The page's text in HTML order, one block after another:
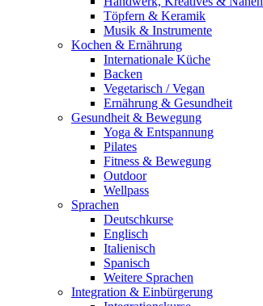
Töpfern & Keramik
Musik & Instrumente
Kochen & Ernährung
Internationale Küche
Backen
Vegetarisch / Vegan
Ernährung & Gesundheit
Gesundheit & Bewegung
Yoga & Entspannung
Pilates
Fitness & Bewegung
Outdoor
Wellpass
Sprachen
Deutschkurse
Englisch
Italienisch
Spanisch
Weitere Sprachen
Integration & Einbürgerung